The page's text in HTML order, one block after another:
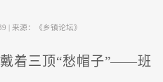
| 来源： 《乡镇论坛》
着三顶“愁帽子”——班